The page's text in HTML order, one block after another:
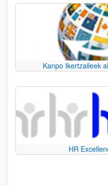
Kanpo Ikertzaileek
HR